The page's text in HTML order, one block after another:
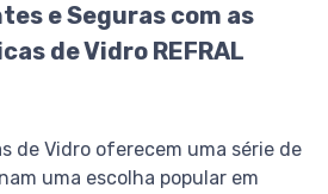
e Seguras com as
de Vidro REFRAL
de Vidro oferecem uma série de
uma escolha popular em